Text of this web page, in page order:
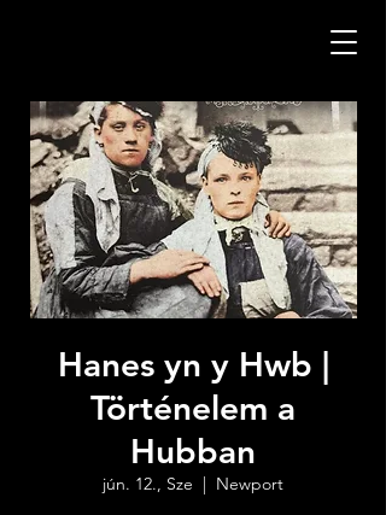
Hanes yn y Hwb |
Történelem a
Hubban
jún. 12., Sze
  |
Newport